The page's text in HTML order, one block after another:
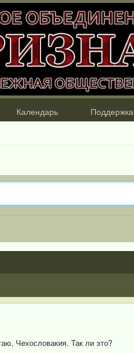
Календарь Поддержка
Чехословакия. Так ли это?